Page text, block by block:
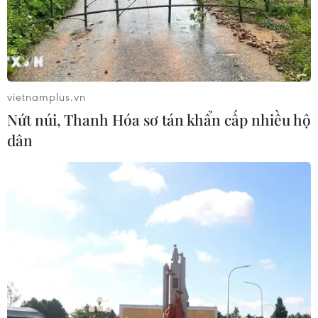
Để trái sầu riêng đáp ứng yêu cầu
xuất khẩu bền vững
07/08/2026 07:34
Tây Ninh thúc đẩy bình dân học vụ
07/08/2026 07:17
Hàn Quốc đầu tư xây “Thung lũng
K-Vietnam” gắn với hậu duệ dòng họ
07/08/2026 06:30
vietnamplus.vn
Nứt núi, Thanh Hóa sơ tán khẩn cấp nhiều hộ
dân